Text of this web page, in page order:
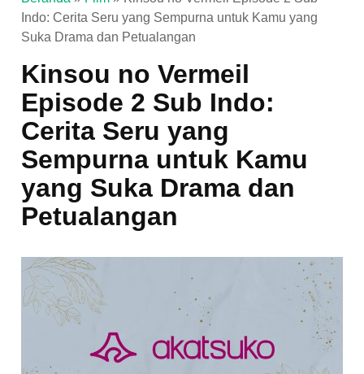
Indo: Cerita Seru yang Sempurna untuk Kamu yang
Suka Drama dan Petualangan
Kinsou no Vermeil
Episode 2 Sub Indo:
Cerita Seru yang
Sempurna untuk Kamu
yang Suka Drama dan
Petualangan